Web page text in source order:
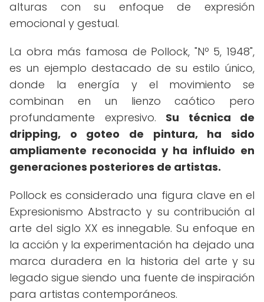
alturas con su enfoque de expresión
emocional y gestual.
La obra más famosa de Pollock, "Nº 5, 1948",
es un ejemplo destacado de su estilo único,
donde la energía y el movimiento se
combinan en un lienzo caótico pero
profundamente expresivo. Su técnica de
dripping, o goteo de pintura, ha sido
ampliamente reconocida y ha influido en
generaciones posteriores de artistas.
Pollock es considerado una figura clave en el
Expresionismo Abstracto y su contribución al
arte del siglo XX es innegable. Su enfoque en
la acción y la experimentación ha dejado una
marca duradera en la historia del arte y su
legado sigue siendo una fuente de inspiración
para artistas contemporáneos.